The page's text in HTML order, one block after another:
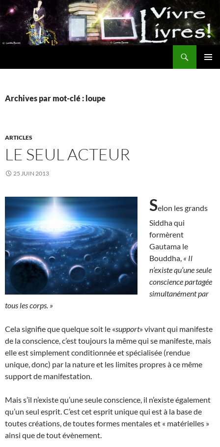
Aller
au
contenu
Archives par mot-clé : loupe
ARTICLES
LE SEUL ACTEUR
25 JUIN 2013
Selon les grands
Siddha qui
formèrent
Gautama le
Bouddha, « Il
n’existe qu’une seule
conscience partagée
simultanément par
tous les corps. »
Cela signifie que quelque soit le «support» vivant qui manifeste
de la conscience, c’est toujours la même qui se manifeste, mais
elle est simplement conditionnée et spécialisée (rendue
unique, donc) par la nature et les limites propres à ce même
support de manifestation.
Mais s’il n’existe qu’une seule conscience, il n’existe également
qu’un seul esprit. C’est cet esprit unique qui est à la base de
toutes créations, de toutes formes mentales et « matérielles »
ainsi que de tout évènement.